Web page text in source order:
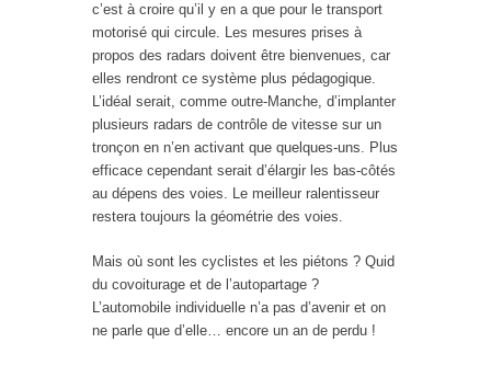
c’est à croire qu’il y en a que pour le transport
motorisé qui circule. Les mesures prises à
propos des radars doivent être bienvenues, car
elles rendront ce système plus pédagogique.
L’idéal serait, comme outre-Manche, d’implanter
plusieurs radars de contrôle de vitesse sur un
tronçon en n’en activant que quelques-uns. Plus
efficace cependant serait d’élargir les bas-côtés
au dépens des voies. Le meilleur ralentisseur
restera toujours la géométrie des voies.
Mais où sont les cyclistes et les piétons ? Quid
du covoiturage et de l’autopartage ?
L’automobile individuelle n’a pas d’avenir et on
ne parle que d’elle… encore un an de perdu !